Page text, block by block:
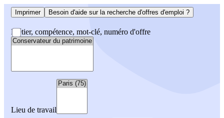
Imprimer Besoin d'aide sur la recherche d'offres d'emploi ?
Métier, compétence, mot-clé, numéro d'offre
Lieu de travail